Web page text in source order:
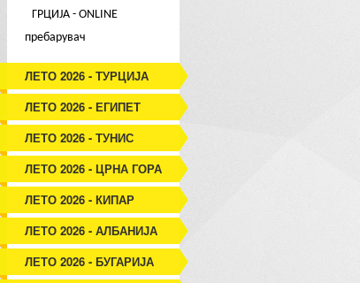
ГРЦИЈА - ONLINE
пребарувач
ЛЕТО 2026 - ТУРЦИЈА
ЛЕТО 2026 - ЕГИПЕТ
ЛЕТО 2026 - ТУНИС
ЛЕТО 2026 - ЦРНА ГОРА
ЛЕТО 2026 - КИПАР
ЛЕТО 2026 - АЛБАНИЈА
ЛЕТО 2026 - БУГАРИЈА